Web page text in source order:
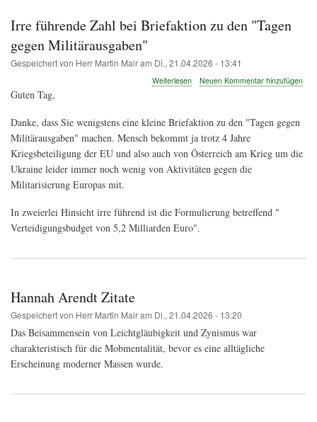
Irre führende Zahl bei Briefaktion zu den "Tagen
gegen Militärausgaben"
Gespeichert von Herr Martin Mairam Di., 21.04.2026 - 13:41
Weiterlesenüber
bei
Briefaktion
zu
den
"Tagen
Neuen Kommentar hinzufügen
Guten Tag,
Danke, dass Sie wenigstens eine kleine Briefaktion zu den "Tagen gegen
Militärausgaben" machen. Mensch bekommt ja trotz 4 Jahre
Kriegsbeteiligung der EU und also auch von Österreich am Krieg um die
Ukraine leider immer noch wenig von Aktivitäten gegen die
Militarisierung Europas mit.
In zweierlei Hinsicht irre führend ist die Formulierung betreffend "
Verteidigungsbudget von 5,2 Milliarden Euro".
Hannah Arendt Zitate
Gespeichert von Herr Martin Mairam Di., 21.04.2026 - 13:20
Das Beisammensein von Leichtgläubigkeit und Zynismus war
charakteristisch für die Mobmentalität, bevor es eine alltägliche
Erscheinung moderner Massen wurde.